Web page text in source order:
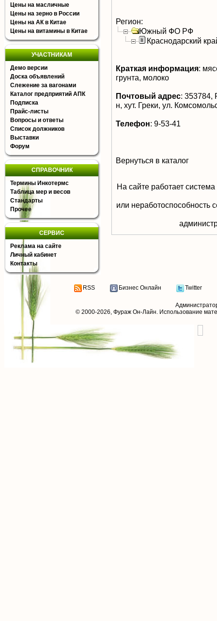
Цены на масличные
Цены на зерно в России
Цены на АК в Китае
Цены на витамины в Китае
УЧАСТНИКАМ
Демо версии
Доска объявлений
Слежение за вагонами
Каталог предприятий АПК
Подписка
Прайс-листы
Вопросы и ответы
Список должников
Выставки
Форум
СПРАВОЧНИК
Термины Инкотермс
Таблица мер и весов
Стандарты
Прочее
СЕРВИС
Реклама на сайте
Личный кабинет
Контакты
Регион:
Южный ФО РФ
Краснодарский
Краткая информация:
грунта, молоко
Почтовый адрес: 353784,
н, хут. Греки, ул.
Телефон: 9-53-41
Вернуться в каталог
На сайте работает
или неработоспособность
RSS Бизнес Онлайн Twitter
© 2000-2026, Фураж Он-Лайн. Использование